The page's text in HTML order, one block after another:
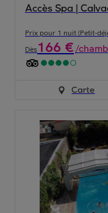
Prix pour 1 nuit (Petit-
Dès166 €/
Carte